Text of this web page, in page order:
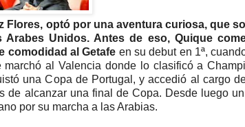
Flores, optó por una aventura curiosa, que
Unidos. Antes de eso, Quique
comodidad al Getafe en su debut en 1ª,
al Valencia donde lo clasificó a
una Copa de Portugal, y accedió al cargo
de alcanzar una final de Copa. Desde luego
por su marcha a las Arabias.